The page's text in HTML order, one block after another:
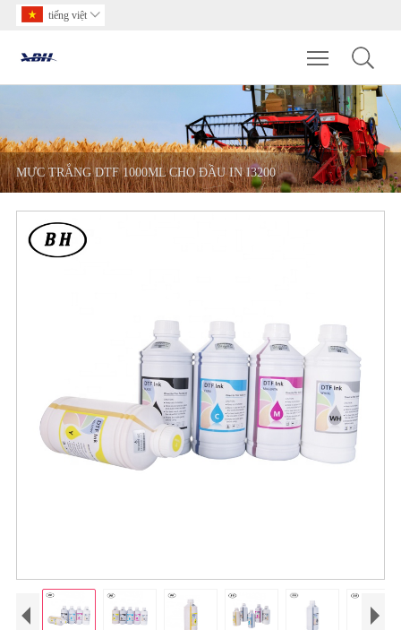
tiếng việt 
Toggle
MỰC TRẮNG DTF 1000ML CHO ĐẦU IN I3200